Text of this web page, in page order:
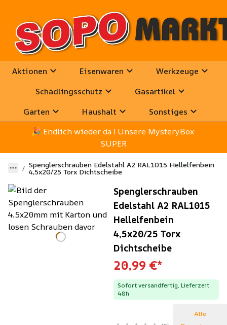
Aktionen Eisenwaren
Werkzeuge
Schädlingsschutz
Gasartikel
Garten
Haushalt
Sonstiges
🎉 Endlich wieder da ! Unsere MysteryBox
SUPER
Spenglerschrauben Edelstahl A2 RAL1015 Hellelfenbein
4,5x20/25 Torx Dichtscheibe
Spenglerschrauben
Edelstahl A2 RAL1015
Hellelfenbein
4,5x20/25 Torx
Dichtscheibe
20,99 €*
Sofort versandfertig, Lieferzeit
48h
Alle